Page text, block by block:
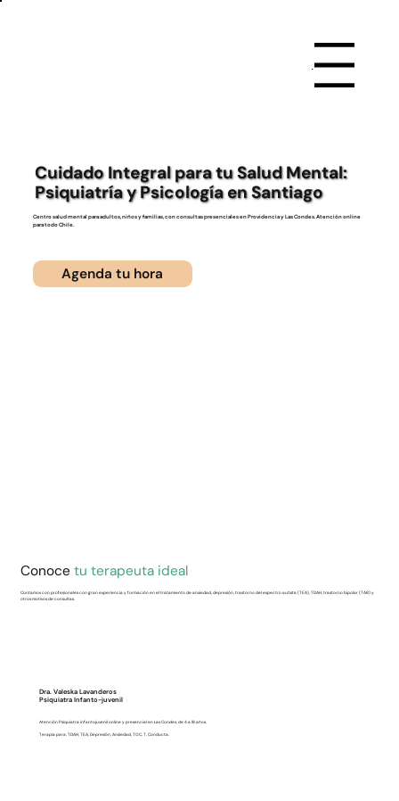
Menu
Cuidado Integral para tu Salud Mental:
Psiquiatría y Psicología en Santiago
Centro salud mental para adultos, niños y familias, con consultas presenciales en Providencia y Las Condes. Atención online
para todo Chile.
Agenda tu hora
Conoce tu terapeuta ideal
Contamos con profesionales con gran experiencia y formación en el tratamiento de ansiedad, depresión, trastorno del espectro autista (TEA), TDAH, trastorno bipolar (TAB) y
otros motivos de consultas.
Dra. Valeska Lavanderos
Psiquiatra Infanto-juvenil
Atención Psiquiatra infantojuvenil online y presencial en Las Condes, de 4 a 18 años.
Terapia para: TDAH, TEA, Depresión, Ansiedad, TOC, T. Conducta.